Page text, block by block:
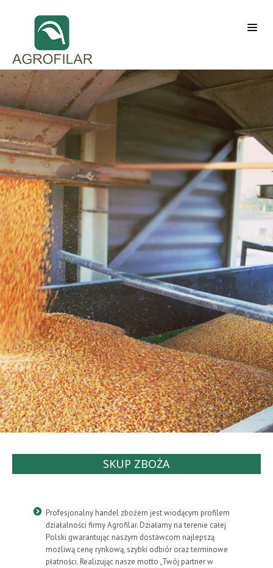
SKUP ZBOŻA
Profesjonalny handel zbożem jest wiodącym profilem
działalności firmy Agrofilar. Działamy na terenie całej
Polski gwarantując naszym dostawcom najlepszą
możliwą cenę rynkową, szybki odbiór oraz terminowe
płatności. Realizując nasze motto „Twój partner w